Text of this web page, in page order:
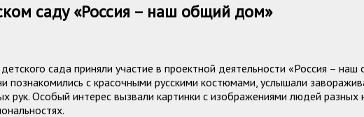
саду «Россия – наш общий дом»
сада приняли участие в проектной деятельности «Россия –
познакомились с красочными русскими костюмами, услышали
рук. Особый интерес вызвали картинки с изображениями людей